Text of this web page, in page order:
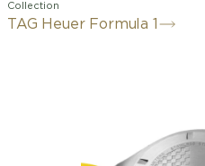
Collection
TAG Heuer Formula 1